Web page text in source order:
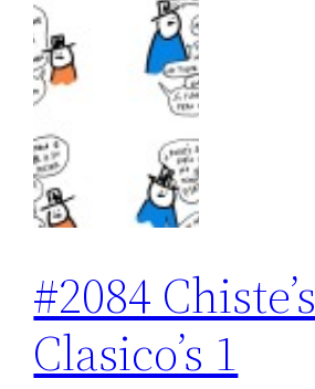
#2084 Chiste’s
Clasico’s 1